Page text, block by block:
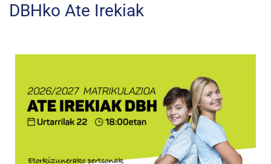
DBHko Ate Irekiak